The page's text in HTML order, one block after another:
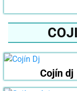
Cojín dj